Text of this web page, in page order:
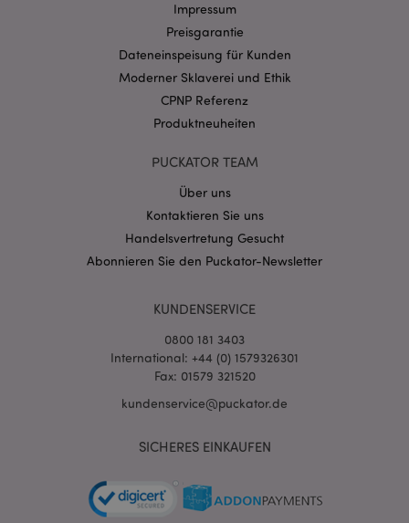
Impressum
Preisgarantie
Dateneinspeisung für Kunden
Moderner Sklaverei und Ethik
CPNP Referenz
Produktneuheiten
PUCKATOR TEAM
Über uns
Kontaktieren Sie uns
Handelsvertretung Gesucht
Abonnieren Sie den Puckator-Newsletter
KUNDENSERVICE
0800 181 3403
International: +44 (0) 1579326301
Fax: 01579 321520
kundenservice@puckator.de
SICHERES EINKAUFEN
mage-cache-storage-section-
www.puckator.de
Datenschutzbestimmungen von Google